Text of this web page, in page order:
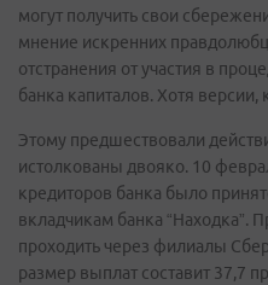
могут получить свои
мнение искренних
отстранения от участия в
банка капиталов. Хотя
Этому предшествовали
истолкованы двояко. 10
кредиторов банка было
вкладчикам банка “Находка”.
проходить через филиалы
размер выплат составит 37,7